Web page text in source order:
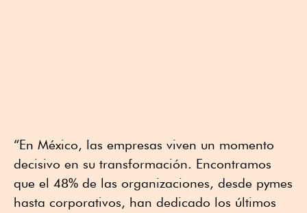
“En México, las empresas viven un momento
decisivo en su transformación. Encontramos
que el 48% de las organizaciones, desde pymes
hasta corporativos, han dedicado los últimos